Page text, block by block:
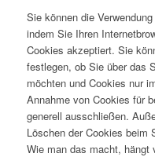
Sie können die
indem Sie Ihren
Cookies akzeptiert. Sie
festlegen, ob Sie über das
möchten und Cookies nur
Annahme von Cookies für
generell ausschließen.
Löschen der Cookies beim
Wie man das macht, hängt